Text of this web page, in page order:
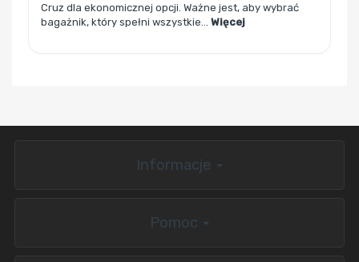
Cruz dla ekonomicznej opcji. Ważne jest, aby wybrać
bagażnik, który spełni wszystkie... Więcej
Informacje
Pomoc